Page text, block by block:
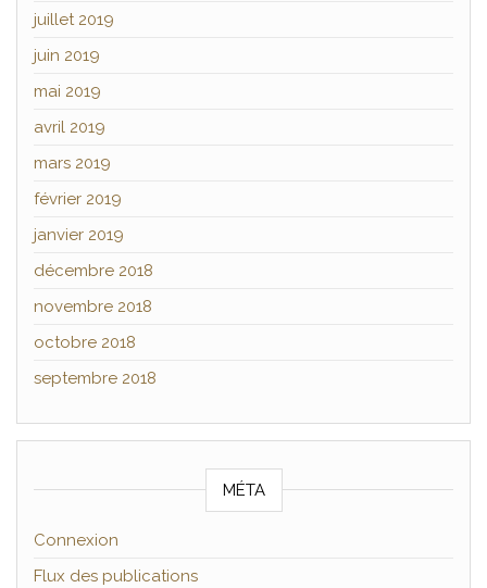
juillet 2019
juin 2019
mai 2019
avril 2019
mars 2019
février 2019
janvier 2019
décembre 2018
novembre 2018
octobre 2018
septembre 2018
MÉTA
Connexion
Flux des publications